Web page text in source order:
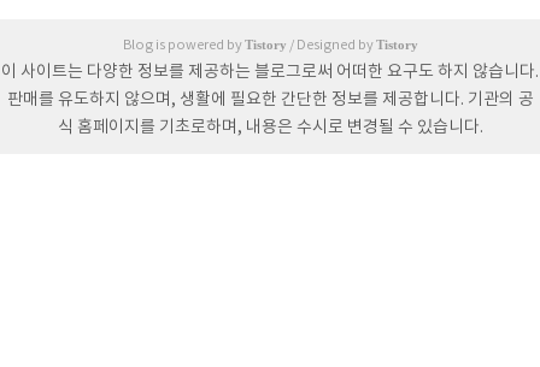
Blog is powered byTistory / Designed byTistory
이 사이트는 다양한 정보를 제공하는 블로그로써 어떠한 요구도 하지 않습니다.
판매를 유도하지 않으며, 생활에 필요한 간단한 정보를 제공합니다. 기관의 공
식 홈페이지를 기초로하며, 내용은 수시로 변경될 수 있습니다.